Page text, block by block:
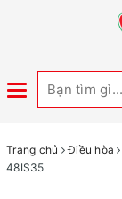
Toggle
Trang chủ Điều hòa
48IS35